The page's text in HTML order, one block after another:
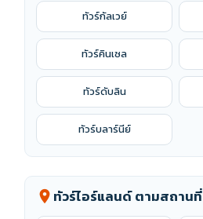
ทัวร์กัลเวย์
ทัวร์คินเซล
ทัวร์ดับลิน
ทัวร์บลาร์นีย์
location_on ทัวร์ไอร์แลนด์ ตามสถานที่